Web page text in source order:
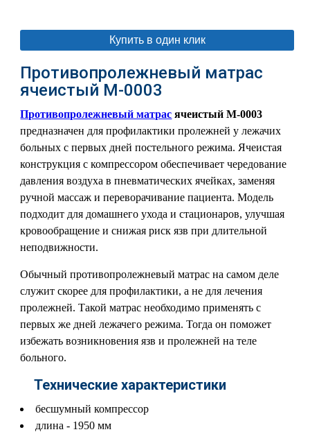
Купить в один клик
Противопролежневый матрас
ячеистый М-0003
Противопролежневый матрас ячеистый М-0003
предназначен для профилактики пролежней у лежачих
больных с первых дней постельного режима. ​Ячеистая
конструкция с компрессором обеспечивает чередование
давления воздуха в пневматических ячейках, заменяя
ручной массаж и переворачивание пациента. ​Модель
подходит для домашнего ухода и стационаров, улучшая
кровообращение и снижая риск язв при длительной
неподвижности.
Обычный противопролежневый матрас на самом деле
служит скорее для профилактики, а не для лечения
пролежней. Такой матрас необходимо применять с
первых же дней лежачего режима. Тогда он поможет
избежать возникновения язв и пролежней на теле
больного.
Технические характеристики
бесшумный компрессор
длина - 1950 мм